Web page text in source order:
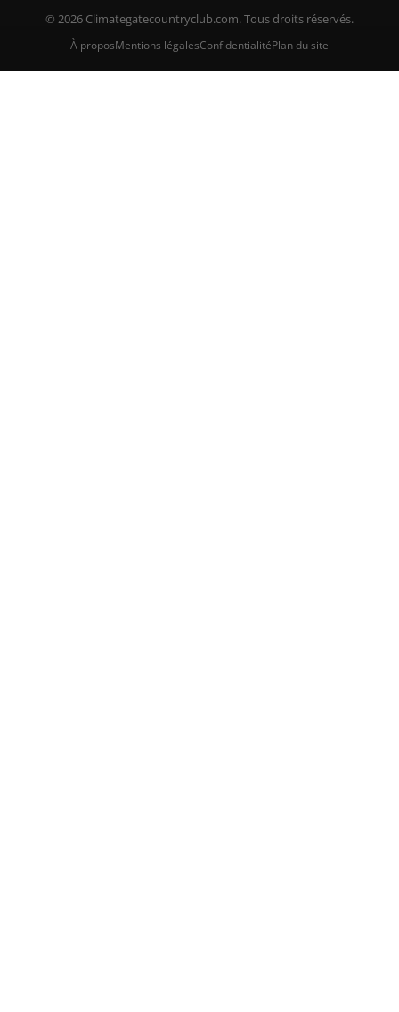
© 2026 Climategatecountryclub.com. Tous droits réservés.
À proposMentions légalesConfidentialitéPlan du site